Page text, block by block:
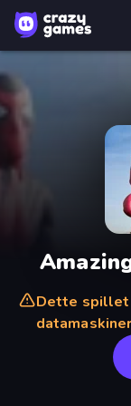
Dette spillet
datamaskiner